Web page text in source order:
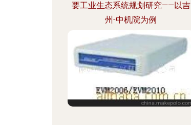
要工业生态系统规划研究——以吉
州-中机院为例